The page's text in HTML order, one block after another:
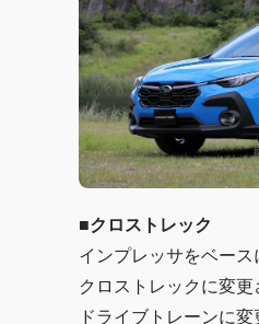
■クロストレック
インプレッサをベー
クロストレックに変更
ドライブトレーンに